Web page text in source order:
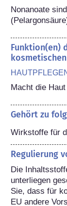
Nonanoate
Funktion(en)
Macht die
Gehört zu
Wirkstoffe für
Regulierung
Die
unterliegen
Sie, dass für
EU andere